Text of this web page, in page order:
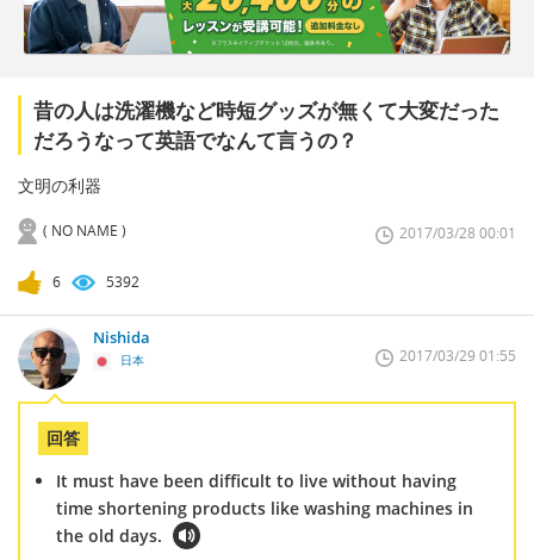
昔の人は洗濯機など時短グッズが無くて大変だった
だろうなって英語でなんて言うの？
文明の利器
( NO NAME ) 2017/03/28 00:01
6 5392
Nishida
日本 2017/03/29 01:55
回答
It must have been difficult to live without having
time shortening products like washing machines in
the old days.